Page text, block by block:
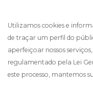
Utilizamos cookies e
de traçar um perfil do
aperfeiçoar nossos
regulamentado pela Lei
este processo, mantemos